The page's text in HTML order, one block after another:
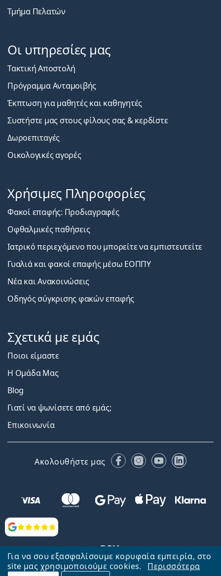
Για να σου εξασφαλίσουμε κορυφαία εμπειρία, στο
site μας χρησιμοποιούμε cookies.
Περισσότερα
Αξιολογήσεις
Τμήμα Πελατών
Οι υπηρεσίες μας
Τακτική Αποστολή
Πρόγραμμα Ανταμοιβής
Έκπτωση για μαθητές και καθηγητές
Συστήστε μας στους φίλους σας & κερδίστε
Δωροεπιταγές
Οικολογικές αγορές
Χρήσιμες Πληροφορίες
Φακοί επαφής: Προδιαγραφές
Οφθαλμικές παθήσεις
Ιατρικό περιεχόμενο που μπορείτε να εμπιστευτείτε
Γυαλιά και φακοί επαφής μέσω ΕΟΠΠΥ
Νέα και Ανακοινώσεις
Οδηγός σύγκρισης φακών επαφής
Σχετικά με εμάς
Ποιοι είμαστε
Η Ομάδα Μας
Blog
Γιατί να ψωνίσετε από εμάς;
Επικοινωνία
Ακολουθήστε μας FacebookInstagram
YouTubeLinkedIn